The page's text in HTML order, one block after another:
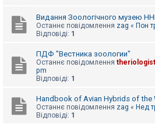
Видання Зоологічного музею
Останнє повідомлення zag « Пон
Відповіді: 1
ПДФ "Вестника зоологии"
Останнє повідомлення theriologist
pm
Відповіді: 1
Handbook of Avian Hybrids of the
Останнє повідомлення zag « Нед
Відповіді: 1